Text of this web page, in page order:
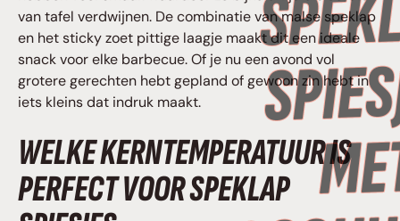
van tafel verdwijnen. De combinatie van malse speklap
en het sticky zoet pittige laagje maakt dit een ideale
snack voor elke barbecue. Of je nu een avond vol
grotere gerechten hebt gepland of gewoon zin hebt in
iets kleins dat indruk maakt.
WELKE KERNTEMPERATUUR IS
PERFECT VOOR SPEKLAP